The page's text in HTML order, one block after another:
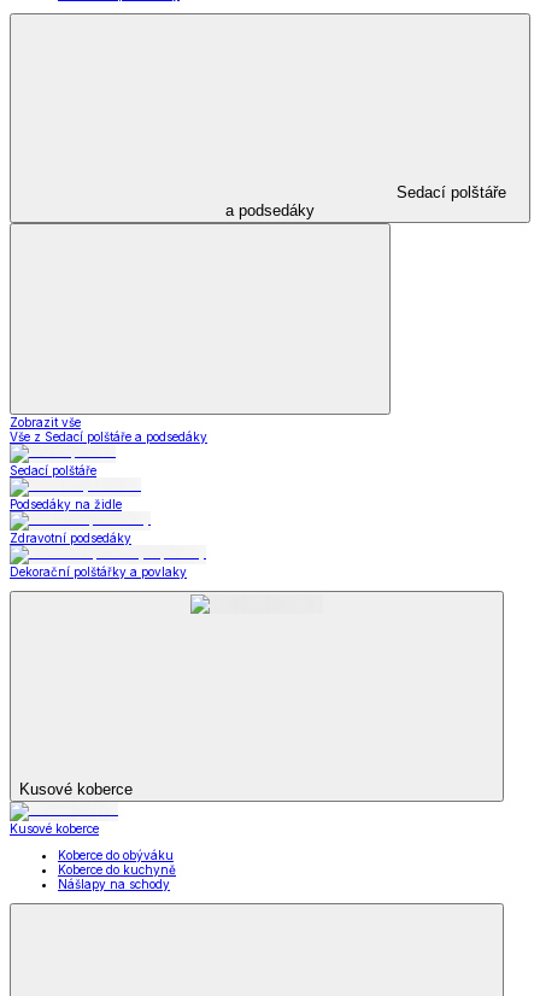
Sedací polštáře
a podsedáky
Zobrazit vše
Vše z Sedací polštáře a podsedáky
Sedací polštáře
Podsedáky na židle
Zdravotní podsedáky
Dekorační polštářky a povlaky
Kusové koberce
Kusové koberce
Koberce do obýváku
Koberce do kuchyně
Nášlapy na schody